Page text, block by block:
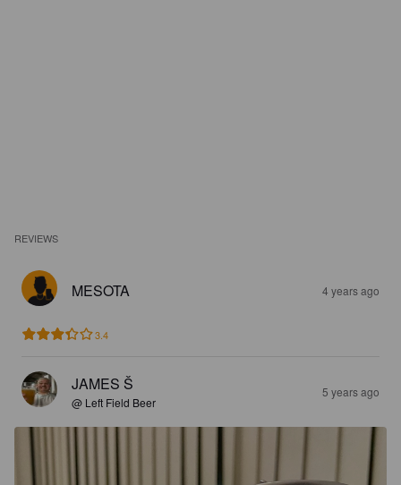
REVIEWS
MESOTA 4 years ago
3.4
JAMES Š
@ Left Field Beer
5 years ago